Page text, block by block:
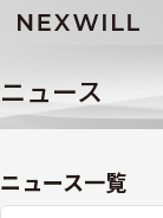
ニュース
ニュース一覧